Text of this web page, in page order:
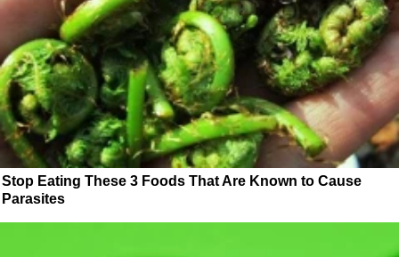
Stop Eating These 3 Foods That Are Known to Cause
Parasites